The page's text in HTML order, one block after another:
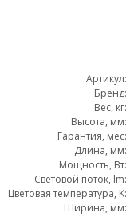
Артикул:
Бренд:
Вес, кг:
Высота, мм:
Гарантия, мес:
Длина, мм:
Мощность, Вт:
Световой поток, lm:
Цветовая температура, K:
Ширина, мм: